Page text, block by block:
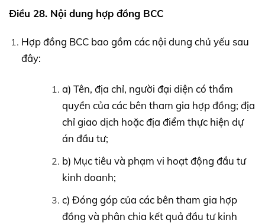
Điều 28. Nội dung hợp đồng BCC
Hợp đồng BCC bao gồm các nội dung chủ yếu sau
đây:
a) Tên, địa chỉ, người đại diện có thẩm
quyền của các bên tham gia hợp đồng; địa
chỉ giao dịch hoặc địa điểm thực hiện dự
án đầu tư;
b) Mục tiêu và phạm vi hoạt động đầu tư
kinh doanh;
c) Đóng góp của các bên tham gia hợp
đồng và phân chia kết quả đầu tư kinh